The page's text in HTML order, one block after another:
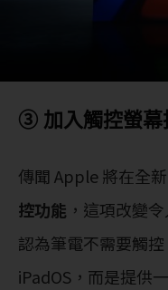
③ 加入觸控螢幕
傳聞 Apple 將在全
控功能 ，這項改變
認為筆電不需要觸
iPadOS，而是提供